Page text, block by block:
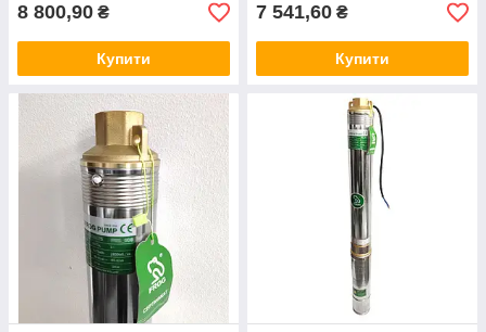
8 800,90 ₴
Купити
7 541,60 ₴
Купити